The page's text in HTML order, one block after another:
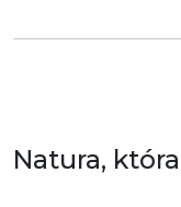
Natura,